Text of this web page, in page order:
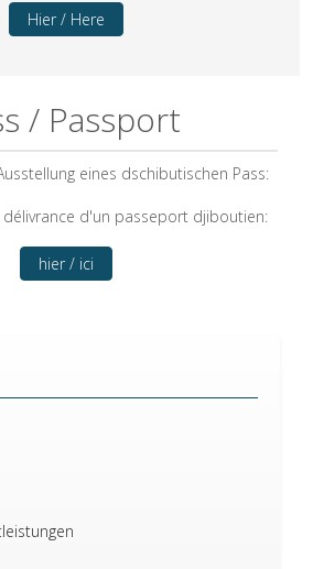
Hier / Here
/ Passport
eines dschibutischen Pass:
d'un passeport djiboutien:
hier / ici